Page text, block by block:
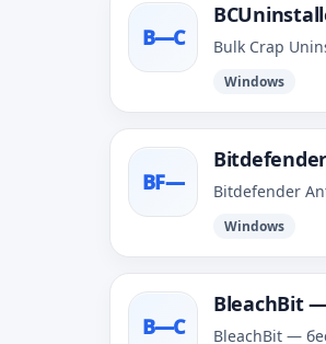
B—С Bulk Crap
Windows
BF— Bitdefender
Windows
B—С
BleachBit
BleachBit —